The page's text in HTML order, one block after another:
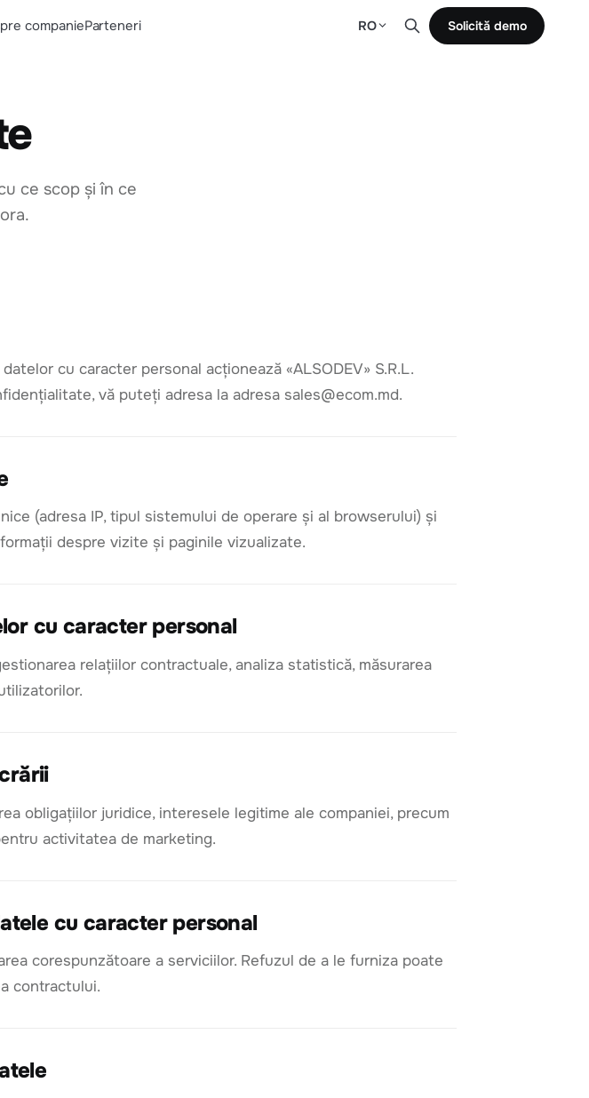
companieParteneri RO Solicită demo
ce scop și în ce
cu caracter personal acționează «ALSODEV» S.R.L.
vă puteți adresa la adresa sales@ecom.md.
(adresa IP, tipul sistemului de operare și al browserului) și
despre vizite și paginile vizualizate.
cu caracter personal
relațiilor contractuale, analiza statistică, măsurarea
obligațiilor juridice, interesele legitime ale companiei, precum
activitatea de marketing.
cu caracter personal
corespunzătoare a serviciilor. Refuzul de a le furniza poate
contractului.